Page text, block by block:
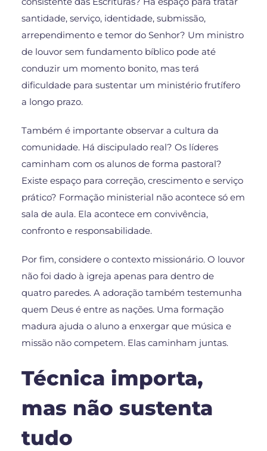
santidade, serviço, identidade, submissão,
arrependimento e temor do Senhor? Um ministro
de louvor sem fundamento bíblico pode até
conduzir um momento bonito, mas terá
dificuldade para sustentar um ministério frutífero
a longo prazo.
Também é importante observar a cultura da
comunidade. Há discipulado real? Os líderes
caminham com os alunos de forma pastoral?
Existe espaço para correção, crescimento e serviço
prático? Formação ministerial não acontece só em
sala de aula. Ela acontece em convivência,
confronto e responsabilidade.
Por fim, considere o contexto missionário. O louvor
não foi dado à igreja apenas para dentro de
quatro paredes. A adoração também testemunha
quem Deus é entre as nações. Uma formação
madura ajuda o aluno a enxergar que música e
missão não competem. Elas caminham juntas.
Técnica importa,
mas não sustenta
tudo